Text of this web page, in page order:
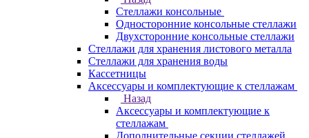
Стеллажи консольные
Односторонние консольные стеллажи
Двухсторонние консольные стеллажи
Стеллажи для хранения листового металла
Стеллажи для хранения воды
Кассетницы
Аксесcуары и комплектующие к стеллажам
Назад
Аксесcуары и комплектующие к
стеллажам
Дополнительные секции стеллажей